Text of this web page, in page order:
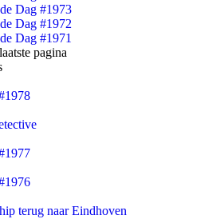
Dag #1973
Dag #1972
Dag #1971
pagina
terug naar Eindhoven